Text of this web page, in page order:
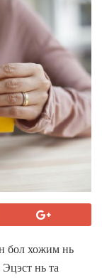
бол хожим нь
нь та